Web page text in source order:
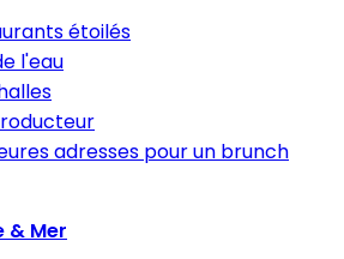
étoilés
l'eau
adresses pour un brunch
& Mer